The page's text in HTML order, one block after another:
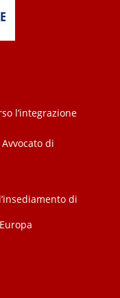
l’integrazione
di
di